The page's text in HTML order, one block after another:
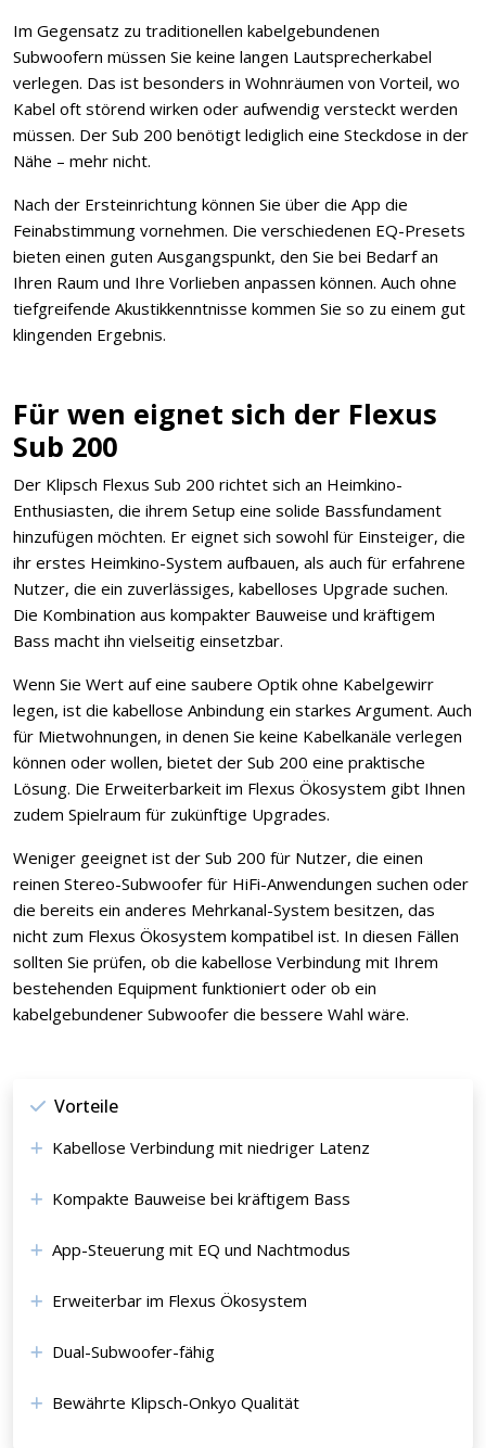
Im Gegensatz zu traditionellen kabelgebundenen
Subwoofern müssen Sie keine langen Lautsprecherkabel
verlegen. Das ist besonders in Wohnräumen von Vorteil, wo
Kabel oft störend wirken oder aufwendig versteckt werden
müssen. Der Sub 200 benötigt lediglich eine Steckdose in der
Nähe – mehr nicht.
Nach der Ersteinrichtung können Sie über die App die
Feinabstimmung vornehmen. Die verschiedenen EQ-Presets
bieten einen guten Ausgangspunkt, den Sie bei Bedarf an
Ihren Raum und Ihre Vorlieben anpassen können. Auch ohne
tiefgreifende Akustikkenntnisse kommen Sie so zu einem gut
klingenden Ergebnis.
Für wen eignet sich der Flexus
Sub 200
Der Klipsch Flexus Sub 200 richtet sich an Heimkino-
Enthusiasten, die ihrem Setup eine solide Bassfundament
hinzufügen möchten. Er eignet sich sowohl für Einsteiger, die
ihr erstes Heimkino-System aufbauen, als auch für erfahrene
Nutzer, die ein zuverlässiges, kabelloses Upgrade suchen.
Die Kombination aus kompakter Bauweise und kräftigem
Bass macht ihn vielseitig einsetzbar.
Wenn Sie Wert auf eine saubere Optik ohne Kabelgewirr
legen, ist die kabellose Anbindung ein starkes Argument. Auch
für Mietwohnungen, in denen Sie keine Kabelkanäle verlegen
können oder wollen, bietet der Sub 200 eine praktische
Lösung. Die Erweiterbarkeit im Flexus Ökosystem gibt Ihnen
zudem Spielraum für zukünftige Upgrades.
Weniger geeignet ist der Sub 200 für Nutzer, die einen
reinen Stereo-Subwoofer für HiFi-Anwendungen suchen oder
die bereits ein anderes Mehrkanal-System besitzen, das
nicht zum Flexus Ökosystem kompatibel ist. In diesen Fällen
sollten Sie prüfen, ob die kabellose Verbindung mit Ihrem
bestehenden Equipment funktioniert oder ob ein
kabelgebundener Subwoofer die bessere Wahl wäre.
Vorteile
Kabellose Verbindung mit niedriger Latenz
Kompakte Bauweise bei kräftigem Bass
App-Steuerung mit EQ und Nachtmodus
Erweiterbar im Flexus Ökosystem
Dual-Subwoofer-fähig
Bewährte Klipsch-Onkyo Qualität